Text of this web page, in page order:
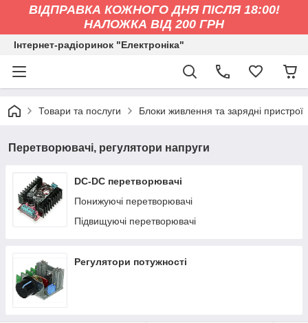
ВІДПРАВКА КОЖНОГО ДНЯ ПІСЛЯ 18:00!
НАЛОЖКА ВІД 200 ГРН
Інтернет-радіоринок "Електроніка"
Товари та послуги Блоки живлення та зарядні пристрої
Перетворювачі, регулятори напруги
DC-DC перетворювачі
Понижуючі перетворювачі
Підвищуючі перетворювачі
Регулятори потужності